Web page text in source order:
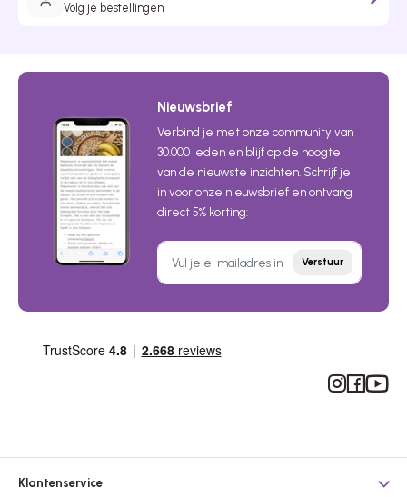
Volg je bestellingen
Nieuwsbrief
Verbind je met onze community van
30.000 leden en blijf op de hoogte
van de nieuwste inzichten. Schrijf je
in voor onze nieuwsbrief en ontvang
direct 5% korting:
Verstuur
Instagram
Facebook
Klantenservice